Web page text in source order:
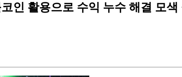
인 활용으로 수익 누수 해결 모색